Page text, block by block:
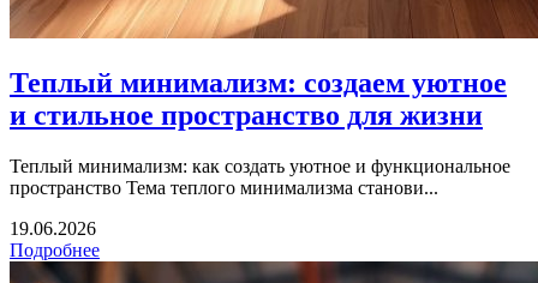
Теплый минимализм: создаем уютное
и стильное пространство для жизни
Теплый минимализм: как создать уютное и функциональное
пространство Тема теплого минимализма станови...
19.06.2026
Подробнее